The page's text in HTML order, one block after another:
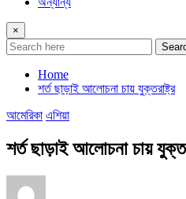
×
Home
শর্ত ছাড়াই আলোচনা চায় যুক্তরাষ্ট্র
আমেরিকা এশিয়া
শর্ত ছাড়াই আলোচনা চায়